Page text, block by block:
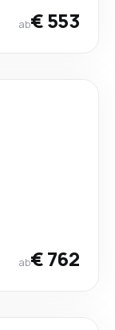
ab€ 553
ab€ 762